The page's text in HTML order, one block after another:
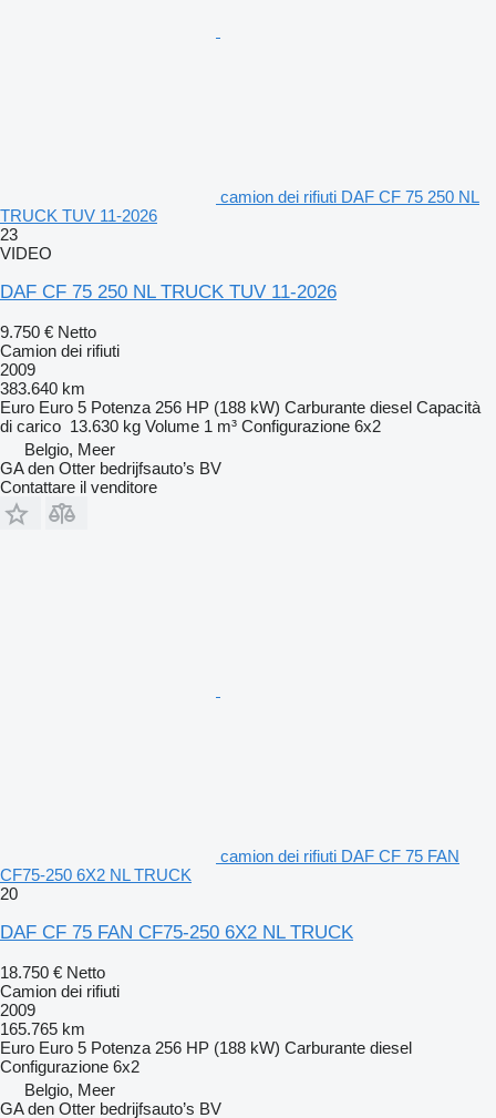
camion dei rifiuti DAF CF 75 250 NL
TRUCK TUV 11-2026
23
VIDEO
DAF CF 75 250 NL TRUCK TUV 11-2026
9.750 € Netto
Camion dei rifiuti
2009
383.640 km
Euro Euro 5 Potenza 256 HP (188 kW) Carburante diesel Capacità
di carico 13.630 kg Volume 1 m³ Configurazione 6x2
Belgio, Meer
GA den Otter bedrijfsauto’s BV
Contattare il venditore
camion dei rifiuti DAF CF 75 FAN
CF75-250 6X2 NL TRUCK
20
DAF CF 75 FAN CF75-250 6X2 NL TRUCK
18.750 € Netto
Camion dei rifiuti
2009
165.765 km
Euro Euro 5 Potenza 256 HP (188 kW) Carburante diesel
Configurazione 6x2
Belgio, Meer
GA den Otter bedrijfsauto’s BV